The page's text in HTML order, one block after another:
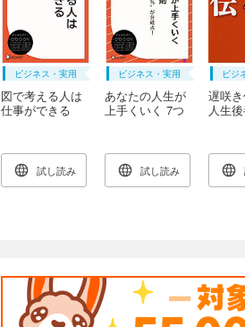
ビジネス・実用
図で考える人は
仕事ができる
試し読み
ビジネス・実用
あなたの人生が
上手くいく 7つ
試し読み
ビジ
遅咲
人生